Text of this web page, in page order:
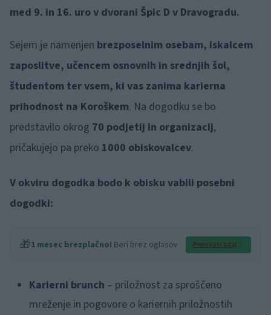
med 9. in 16. uro v dvorani Špic D v Dravogradu.
Sejem je namenjen brezposelnim osebam, iskalcem
zaposlitve, učencem osnovnih in srednjih šol,
študentom ter vsem, ki vas zanima karierna
prihodnost na Koroškem. Na dogodku se bo
predstavilo okrog 70 podjetij in organizacij,
pričakujejo pa preko 1000 obiskovalcev.
V okviru dogodka bodo k obisku vabili posebni
dogodki:
🎁1 mesec brezplačno! Beri brez oglasov Preizkusi zdaj
Karierni brunch – priložnost za sproščeno
mreženje in pogovore o kariernih priložnostih